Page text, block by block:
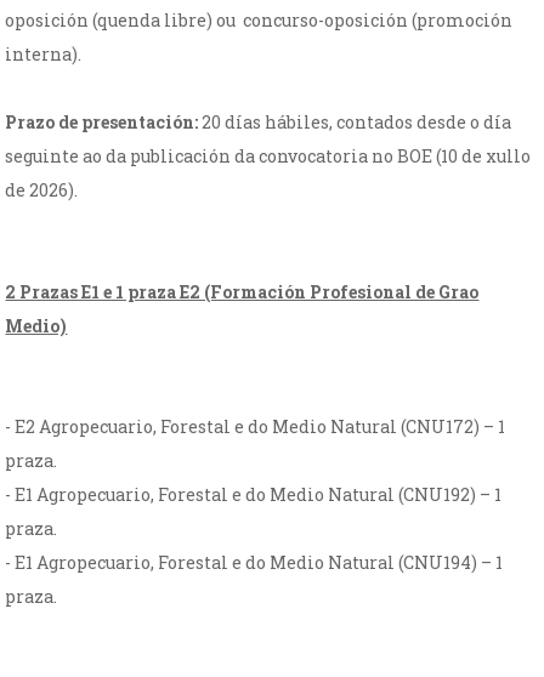
oposición (quenda libre) ou concurso-oposición (promoción
interna).
Prazo de presentación:20 días hábiles, contados desde o día
seguinte ao da publicación da convocatoria no BOE (10 de xullo
de 2026).
2 Prazas E1 e 1 praza E2 (Formación Profesional de Grao
Medio)
- E2 Agropecuario, Forestal e do Medio Natural (CNU172) – 1
praza.
- E1 Agropecuario, Forestal e do Medio Natural (CNU192) – 1
praza.
- E1 Agropecuario, Forestal e do Medio Natural (CNU194) – 1
praza.